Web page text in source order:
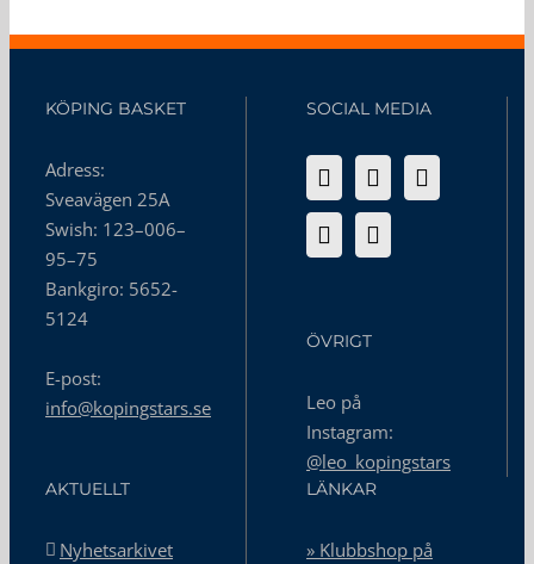
KÖPING BASKET
Adress:
Sveavägen 25A
Swish: 123–006–
95–75
Bankgiro: 5652-
5124
E-post:
info@kopingstars.se
SOCIAL MEDIA
ÖVRIGT
Leo på
Instagram:
@leo_kopingstars
AKTUELLT
Nyhetsarkivet
LÄNKAR
» Klubbshop på